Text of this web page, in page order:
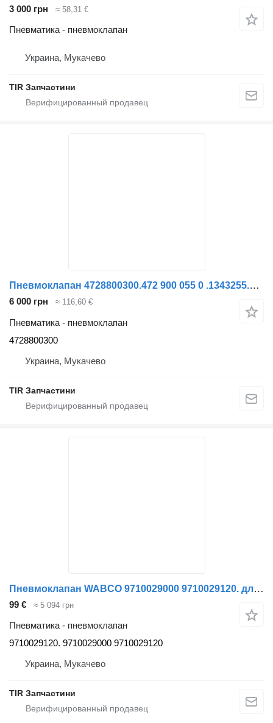
3 000 грн ≈ 58,31 €
Пневматика - пневмоклапан
Украина, Мукачево
TIR Запчастини
Пневмоклапан 4728800300.472 900 055 0 .1343255.339077.81259026238.5058206720. для грузовика ECAS
6 000 грн ≈ 116,60 €
Пневматика - пневмоклапан
4728800300
Украина, Мукачево
TIR Запчастини
Пневмоклапан WABCO 9710029000 9710029120. для полуприцепа WABCO
99 € ≈ 5 094 грн
Пневматика - пневмоклапан
9710029120. 9710029000 9710029120
Украина, Мукачево
TIR Запчастини